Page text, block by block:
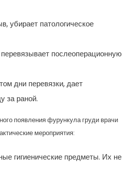
убирает патологическое
послеоперационную
дни перевязки, дает
за раной.
появления фурункула груди врачи
мероприятия:
гигиенические предметы. Их не